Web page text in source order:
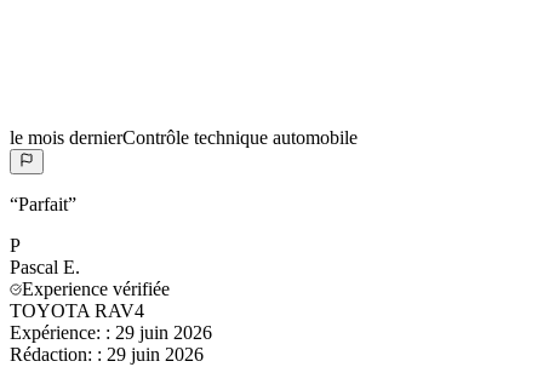
le mois dernierContrôle technique automobile
“Parfait”
P
Pascal E.
Experience vérifiée
TOYOTA RAV4
Expérience: : 29 juin 2026
Rédaction: : 29 juin 2026